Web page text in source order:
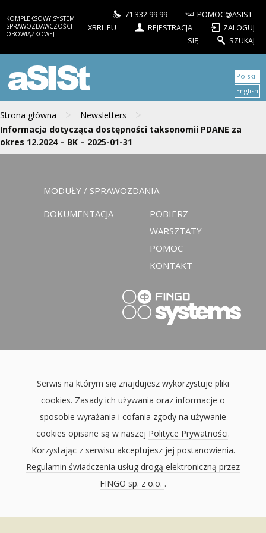
KOMPLEKSOWY SYSTEM
SPRAWOZDAWCZOŚCI
OBOWIĄZKOWEJ
71 332 99 99
POMOC@ASIST-
XBRL.EU
REJESTRACJA
ZALOGUJ
SIĘ
SZUKAJ
aSISt
Strona główna > Newsletters >
Informacja dotycząca dostępności taksonomii PDANE za
okres 12.2024 – BK – 2025-01-31
Polski
English
MODUŁY / SPRAWOZDANIA
DOKUMENTACJA
POBIERZ
WARSZTATY
POMOC
KONTAKT
Serwis na którym się znajdujesz wykorzystuje pliki
cookies. Zasady ich używania oraz informacje o
sposobie wyrażania i cofania zgody na używanie
cookies opisane są w naszej Polityce Prywatności.
Korzystając z serwisu akceptujesz jej postanowienia.
Regulamin świadczenia usług drogą elektroniczną przez
FINGO sp. z o.o. .